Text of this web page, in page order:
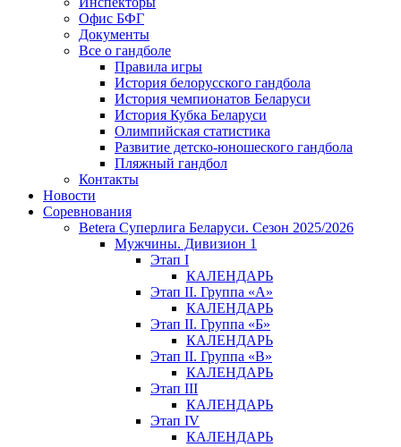
Офис БФГ
Документы
Все о гандболе
Правила игры
История белорусского гандбола
История чемпионатов Беларуси
История Кубка Беларуси
Олимпийская статистика
Развитие детско-юношеского гандбола
Пляжный гандбол
Контакты
Новости
Соревнования
Betera Суперлига Беларуси. Сезон 2025/2026
Мужчины. Дивизион 1
Этап I
КАЛЕНДАРЬ
Этап II. Группа «А»
КАЛЕНДАРЬ
Этап II. Группа «Б»
КАЛЕНДАРЬ
Этап II. Группа «В»
КАЛЕНДАРЬ
Этап III
КАЛЕНДАРЬ
Этап IV
КАЛЕНДАРЬ